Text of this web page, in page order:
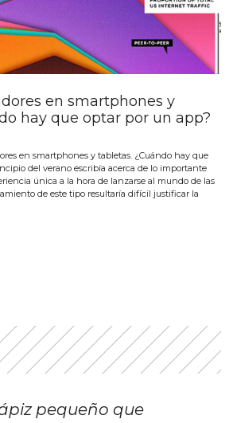
en smartphones y
hay que optar por un app?
en smartphones y tabletas. ¿Cuándo hay que
del verano escribía acerca de lo importante
única a la hora de lanzarse al mundo de las
de este tipo resultaría difícil justificar la
pequeño que